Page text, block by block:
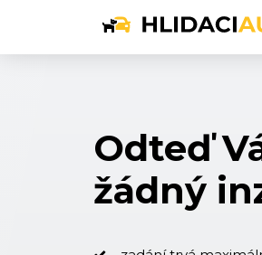
Odteď
žádný